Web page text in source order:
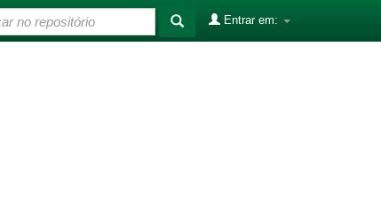
Entrar em: